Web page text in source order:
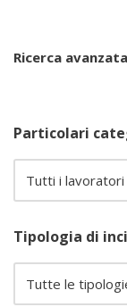
Ricerca avanzata
Particolari
Tipologia di